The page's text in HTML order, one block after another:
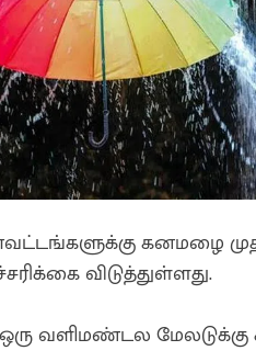
மாவட்டங்களுக்கு கனமழை
விடுத்துள்ளது.
வளிமண்டல மேலடுக்கு